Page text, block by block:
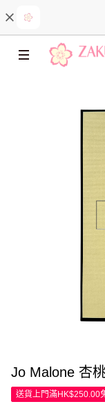
Jo Malone 杏
送貨上門滿HK$250.00